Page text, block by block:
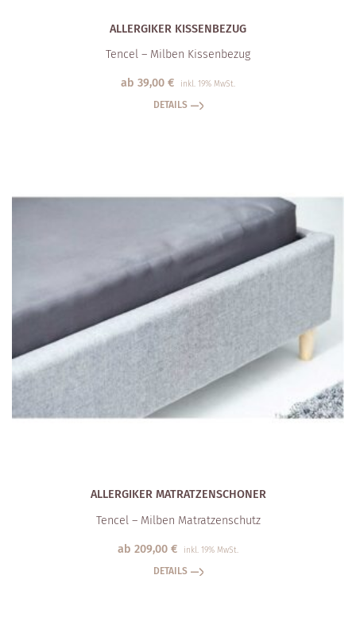
ALLERGIKER KISSENBEZUG
Tencel – Milben Kissenbezug
ab 39,00 € inkl. 19% MwSt.
DETAILS
ALLERGIKER MATRATZEN­SCHONER
Tencel – Milben Matratzenschutz
ab 209,00 € inkl. 19% MwSt.
DETAILS